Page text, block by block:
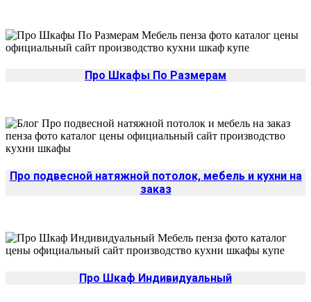
Про Шкафы По Размерам
Про подвесной натяжной потолок, мебель и кухни на
заказ
Про Шкаф Индивидуальный